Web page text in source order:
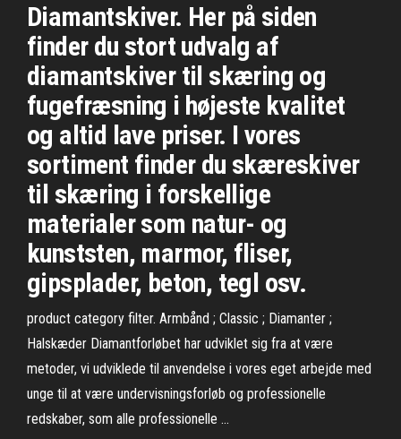
Diamantskiver. Her på siden
finder du stort udvalg af
diamantskiver til skæring og
fugefræsning i højeste kvalitet
og altid lave priser. I vores
sortiment finder du skæreskiver
til skæring i forskellige
materialer som natur- og
kunststen, marmor, fliser,
gipsplader, beton, tegl osv.
product category filter. Armbånd ; Classic ; Diamanter ;
Halskæder Diamantforløbet har udviklet sig fra at være
metoder, vi udviklede til anvendelse i vores eget arbejde med
unge til at være undervisningsforløb og professionelle
redskaber, som alle professionelle …